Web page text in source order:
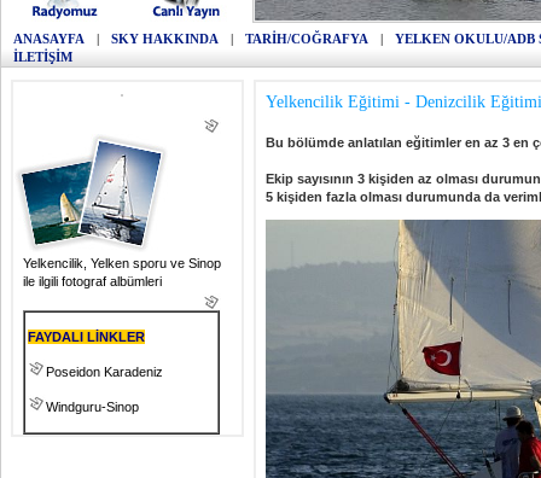
ANASAYFA | SKY HAKKINDA | TARİH/COĞRAFYA |
YELKEN OKULU/ADB
İLETİŞİM
Yelkencilik, Yelken sporu ve Sinop
ile ilgili fotograf albümleri
FAYDALI LİNKLER
Poseidon Karadeniz
Windguru-Sinop
Yelkencilik Eğitimi - Denizcilik Eğitimi
Bu bölümde anlatılan eğitimler en az 3 en
Ekip sayısının 3 kişiden az olması
5 kişiden fazla olması durumunda da